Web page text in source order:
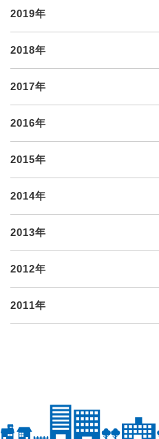
2019年
2018年
2017年
2016年
2015年
2014年
2013年
2012年
2011年